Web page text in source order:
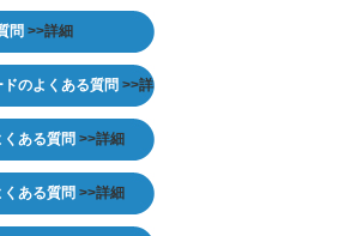
問 >>詳細
のよくある質問 >>詳
ある質問 >>詳細
ある質問 >>詳細